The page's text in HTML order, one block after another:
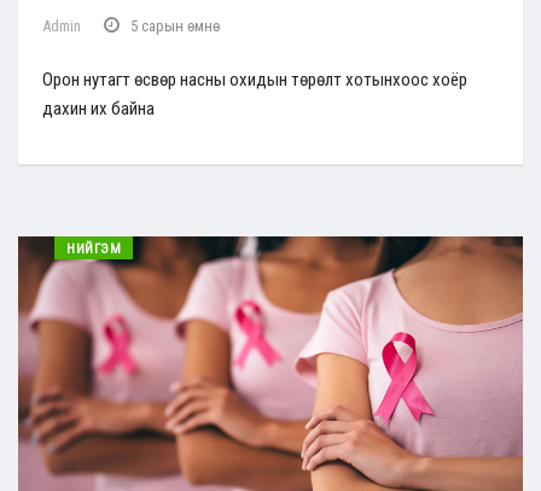
Admin 5 сарын өмнө
Орон нутагт өсвөр насны охидын төрөлт хотынхоос хоёр
дахин их байна
НИЙГЭМ